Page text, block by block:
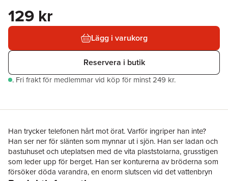
129 kr
Lägg i varukorg
Reservera i butik
. Fri frakt för medlemmar vid köp för minst 249 kr.
Han trycker telefonen hårt mot örat. Varför ingriper han inte?
Han ser ner för slänten som mynnar ut i sjön. Han ser ladan och
bastuhuset och uteplatsen med de vita plaststolarna, grusstigen
som leder upp för berget. Han ser konturerna av bröderna som
försöker döda varandra, en enorm slutscen vid det vattenbryn